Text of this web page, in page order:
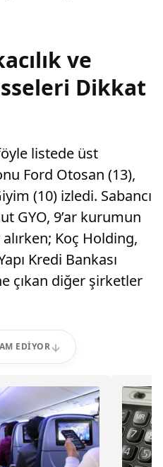
ve
Dikkat
listede üst
Ford Otosan (13),
(10) izledi. Sabancı
GYO, 9’ar kurumun
Koç Holding,
Kredi Bankası
çıkan diğer şirketler
EDIYOR